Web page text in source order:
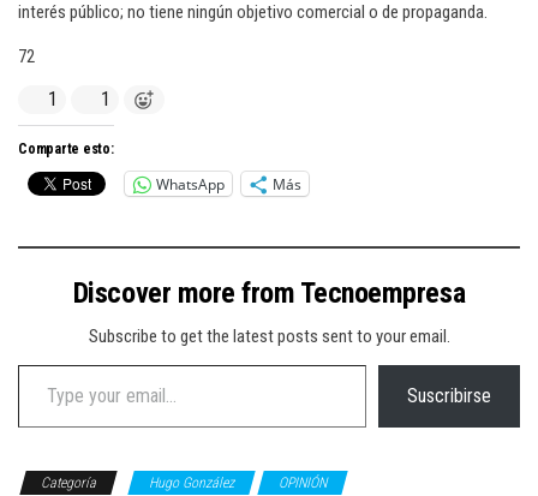
interés público; no tiene ningún objetivo comercial o de propaganda.
72
1 1
Comparte esto:
WhatsApp Más
Discover more from Tecnoempresa
Subscribe to get the latest posts sent to your email.
Type your email…
Suscribirse
Categoría Hugo González OPINIÓN